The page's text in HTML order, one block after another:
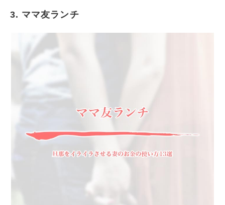
3. ママ友ランチ